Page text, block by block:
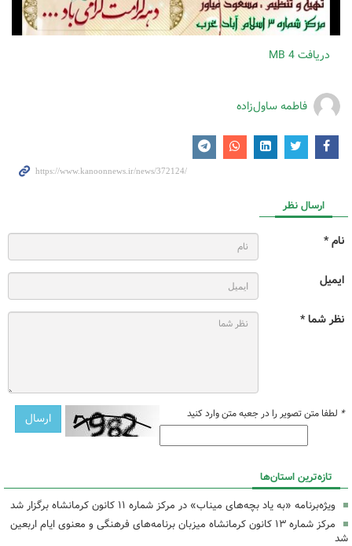
دریافت4 MB
فاطمه ساول‌زاده
ارسال نظر
نام *
ایمیل
نظر شما *
* لطفا متن تصویر را در جعبه متن وارد کنید
تازه‌ترین استان‌ها
ویژه‌برنامه «به یاد بچه‌های میناب» در مرکز شماره ۱۱ کانون کرمانشاه برگزار شد
مرکز شماره ۱۳ کانون کرمانشاه میزبان برنامه‌های فرهنگی و معنوی ایام اربعین
شد